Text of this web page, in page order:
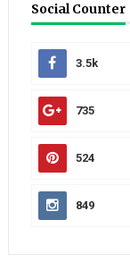
Social Counter
3.5k
735
524
849